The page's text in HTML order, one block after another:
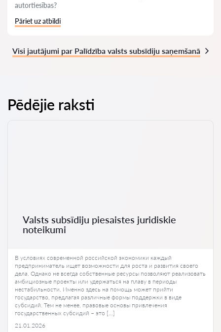
autortiesības?
Pāriet uz atbildi
Visi jautājumi par Palīdzība valsts subsīdiju saņemšanā
Pēdējie raksti
Valsts subsīdiju piesaistes juridiskie
noteikumi
В условиях современной российской экономики каждый
предприниматель ищет возможности для роста и развития своего
дела. Однако не всегда собственные ресурсы позволяют реализовать
амбициозные проекты или удержаться на плаву в периоды
нестабильности. Именно здесь на помощь может прийти
государство, предлагая различные формы поддержки в виде
субсидий. Тем не менее, правовые основы привлечения
государственных субсидий – это […]
21.01.2026